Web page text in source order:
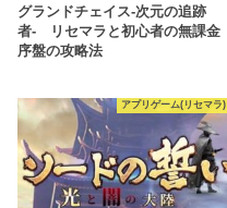
グランドチェイス‐次元の追跡
者- リセマラと初心者の無課金
序盤の攻略法
アプリゲーム(リセマラ)